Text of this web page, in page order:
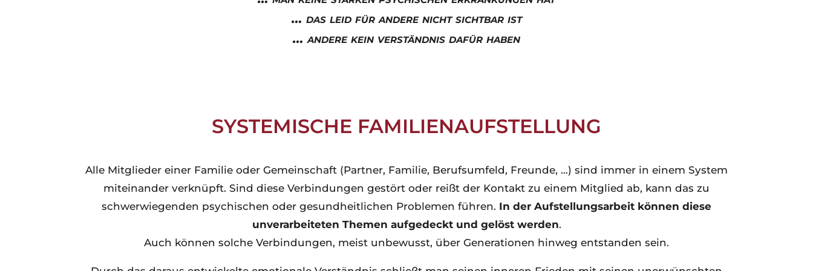
… das leid für andere nicht sichtbar ist
… andere kein verständnis dafür haben
SYSTEMISCHE FAMILIENAUFSTELLUNG
Alle Mitglieder einer Familie oder Gemeinschaft (Partner, Familie, Berufsumfeld, Freunde, …) sind immer in einem System
miteinander verknüpft. Sind diese Verbindungen gestört oder reißt der Kontakt zu einem Mitglied ab, kann das zu
schwerwiegenden psychischen oder gesundheitlichen Problemen führen. In der Aufstellungsarbeit können diese
unverarbeiteten Themen aufgedeckt und gelöst werden.
Auch können solche Verbindungen, meist unbewusst, über Generationen hinweg entstanden sein.